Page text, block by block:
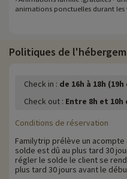
animations ponctuelles durant les
Politiques de
Check in : de 16h à 18h
Check out : Entre 8h et
Conditions de réservation
Familytrip prélève un
solde est dû au plus tard 30
régler le solde le client se
plus tard 30 jours avant le